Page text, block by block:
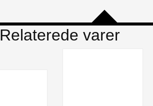
Relaterede varer